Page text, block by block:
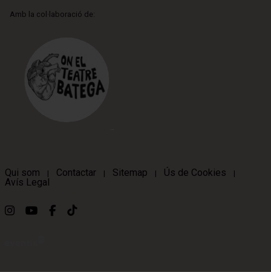
Amb la col·laboració de:
Qui som | Contactar | Sitemap | Ús de Cookies |
Avís Legal
Link a instagram
Link a youtube
Link a facebook
Link a ticktok